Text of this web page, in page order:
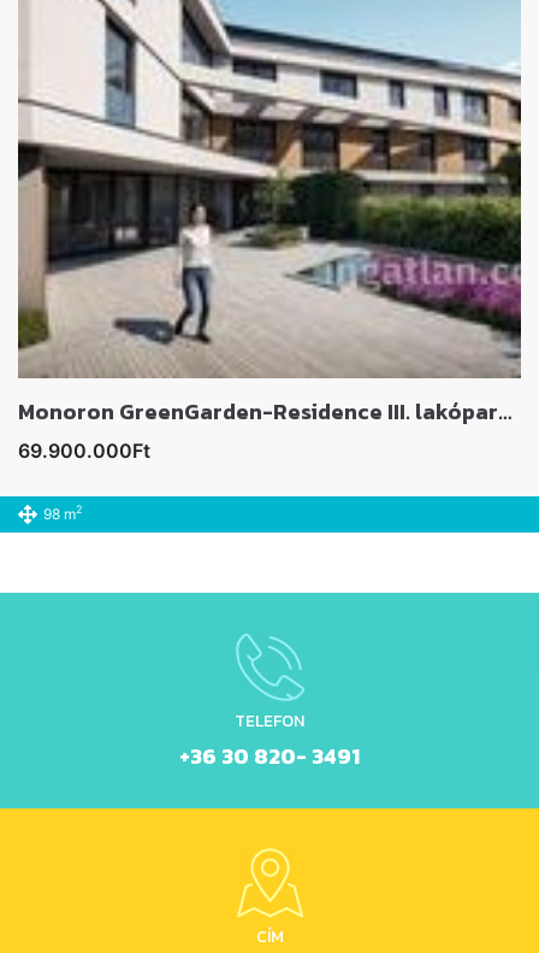
Monoron GreenGarden-Residence III. lakóparkban lakás eladó
69.900.000Ft
98 m2
TELEFON
+36 30 820- 3491
CÍM